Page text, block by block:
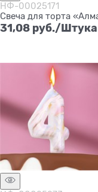
НФ-00025171
Свеча для торта
31,08 руб./Штука